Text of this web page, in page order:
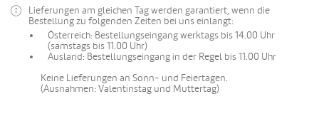
Lieferungen am gleichen Tag werden garantiert, wenn die
Bestellung zu folgenden Zeiten bei uns einlangt:
Österreich: Bestellungseingang werktags bis 14.00 Uhr
(samstags bis 11.00 Uhr)
Ausland: Bestellungseingang in der Regel bis 11.00 Uhr
Keine Lieferungen an Sonn- und Feiertagen.
(Ausnahmen: Valentinstag und Muttertag)